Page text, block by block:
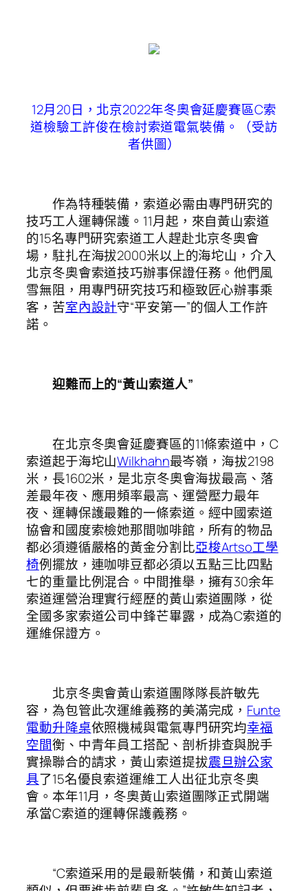
12月20日，北京2022年冬奧會延慶賽區C索
道檢驗工許俊在檢討索道電氣裝備。（受訪
者供圖）
作為特種裝備，索道必需由專門研究的
技巧工人運轉保護。11月起，來自黃山索道
的15名專門研究索道工人趕赴北京冬奧會
場，駐扎在海拔2000米以上的海坨山，介入
北京冬奧會索道技巧辦事保證任務。他們風
雪無阻，用專門研究技巧和極致匠心辦事乘
客，苦室內設計守“平安第一”的個人工作許
諾。
迎難而上的“黃山索道人”
在北京冬奧會延慶賽區的11條索道中，C
索道起于海坨山Wilkhahn最岑嶺，海拔2198
米，長1602米，是北京冬奧會海拔最高、落
差最年夜、應用頻率最高、運營壓力最年
夜、運轉保護最難的一條索道。經中國索道
協會和國度索檢她那間咖啡館，所有的物品
都必須遵循嚴格的黃金分割比亞梭Artso工學
椅例擺放，連咖啡豆都必須以五點三比四點
七的重量比例混合。中間推舉，擁有30余年
索道運營治理實行經歷的黃山索道團隊，從
全國多家索道公司中鋒芒畢露，成為C索道的
運維保證方。
北京冬奧會黃山索道團隊隊長許敏先
容，為包管此次運維義務的美滿完成， Funte
電動升降桌依照機械與電氣專門研究均幸福
空間衡、中青年員工搭配、剖析排查與脫手
實操聯合的請求，黃山索道提拔震旦辦公家
具了15名優良索道運維工人出征北京冬奧
會。本年11月，冬奧黃山索道團隊正式開端
承當C索道的運轉保護義務。
“C索道采用的是最新裝備，和黃山索道